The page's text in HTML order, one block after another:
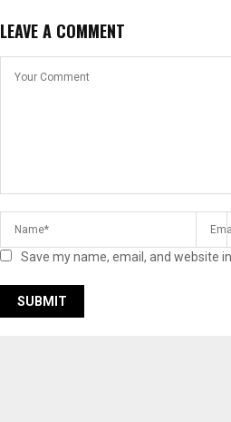
LEAVE A COMMENT
Save my name, email, and website